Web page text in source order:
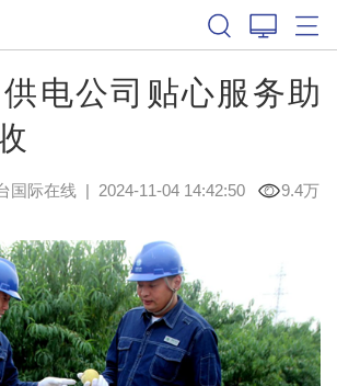
电公司贴心服务助
国际在线| 2024-11-04 14:42:50 9.4万